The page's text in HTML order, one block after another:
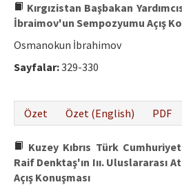
Kırgızistan Başbakan
İbraimov'un Sempozyumu Açış
Osmanokun İbrahimov
Sayfalar:329-330
Özet
Özet (English) PDF
Kuzey Kıbrıs Türk
Raif Denktaş'ın Iıı. Uluslararası
Açış Konuşması